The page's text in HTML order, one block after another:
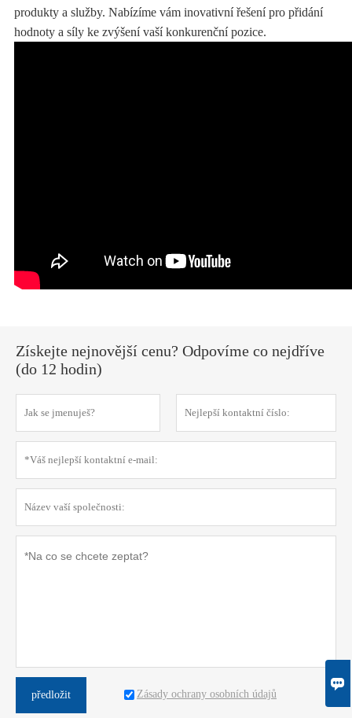
produkty a služby. Nabízíme vám inovativní řešení pro přidání
hodnoty a síly ke zvýšení vaší konkurenční pozice.
Získejte nejnovější cenu? Odpovíme co nejdříve
(do 12 hodin)
předložit Zásady ochrany osobních údajů
